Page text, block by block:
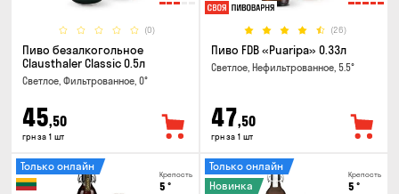
(0)
Пиво безалкогольное
Clausthaler Classic 0.5л
Светлое, Фильтрованное, 0°
45,50
грн за 1 шт
(26)
Пиво FDB «Puaripa» 0.33л
Светлое, Нефильтрованное, 5.5°
47,50
грн за 1 шт
Крепость
5 °
Только онлайн
Крепость
5 °
Только онлайн
Новинка